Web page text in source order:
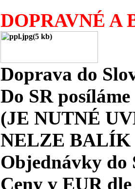
DOPRAVNÉ A
Doprava do
Do SR
(JE NUTNÉ
NELZE BALÍK
Objednávky do
Ceny v EUR